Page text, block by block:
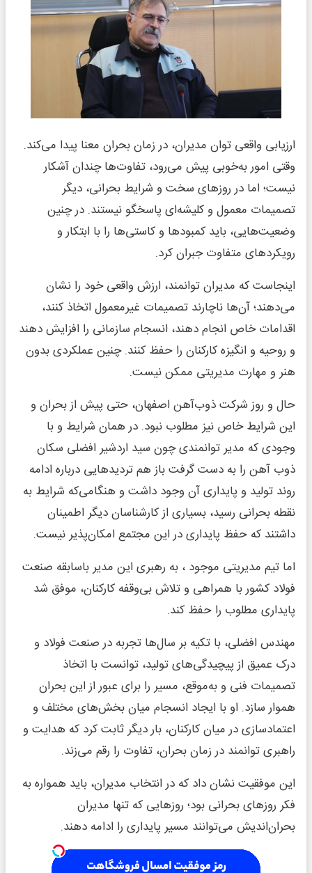
ارزیابی واقعی توان مدیران، در زمان بحران معنا پیدا می‌کند.
وقتی امور به‌خوبی پیش می‌رود، تفاوت‌ها چندان آشکار
نیست؛ اما در روزهای سخت و شرایط بحرانی، دیگر
تصمیمات معمول و کلیشه‌ای پاسخگو نیستند. در چنین
وضعیت‌هایی، باید کمبودها و کاستی‌ها را با ابتکار و
رویکردهای متفاوت جبران کرد.
اینجاست که مدیران توانمند، ارزش واقعی خود را نشان
می‌دهند؛ آن‌ها ناچارند تصمیمات غیرمعمول اتخاذ کنند،
اقدامات خاص انجام دهند، انسجام سازمانی را افزایش دهند
و روحیه و انگیزه کارکنان را حفظ کنند. چنین عملکردی بدون
هنر و مهارت مدیریتی ممکن نیست.
حال و روز شرکت ذوب‌آهن اصفهان، حتی پیش از بحران و
این شرایط خاص نیز مطلوب نبود. در همان شرایط و با
وجودی که مدیر توانمندی چون سید اردشیر افضلی سکان
ذوب آهن را به دست گرفت باز هم تردیدهایی درباره ادامه
روند تولید و پایداری آن وجود داشت و هنگامی‌که شرایط به
نقطه بحرانی رسید، بسیاری از کارشناسان دیگر اطمینان
داشتند که حفظ پایداری در این مجتمع امکان‌پذیر نیست.
اما تیم مدیریتی موجود ، به رهبری این مدیر باسابقه صنعت
فولاد کشور با همراهی و تلاش بی‌وقفه کارکنان، موفق شد
پایداری مطلوب را حفظ کند.
مهندس افضلی، با تکیه بر سال‌ها تجربه در صنعت فولاد و
درک عمیق از پیچیدگی‌های تولید، توانست با اتخاذ
تصمیمات فنی و به‌موقع، مسیر را برای عبور از این بحران
هموار سازد. او با ایجاد انسجام میان بخش‌های مختلف و
اعتمادسازی در میان کارکنان، بار دیگر ثابت کرد که هدایت و
راهبری توانمند در زمان بحران، تفاوت را رقم می‌زند.
این موفقیت نشان داد که در انتخاب مدیران، باید همواره به
فکر روزهای بحرانی بود؛ روزهایی که تنها مدیران
بحران‌اندیش می‌توانند مسیر پایداری را ادامه دهند.